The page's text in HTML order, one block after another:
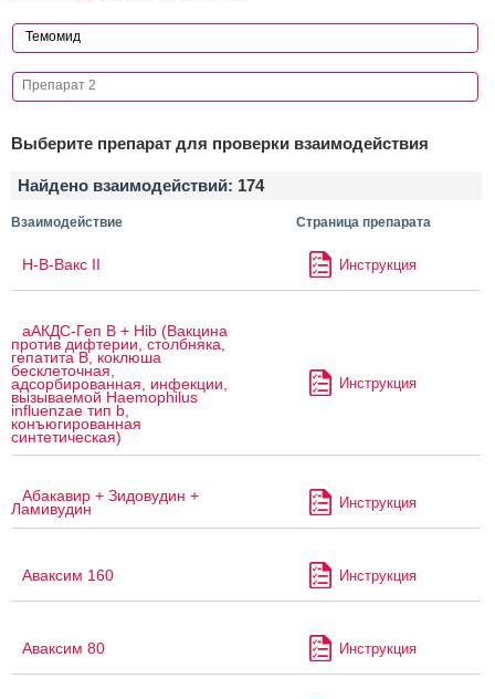
Выберите препарат для проверки взаимодействия
Найдено взаимодействий: 174
Взаимодействие Страница препарата
H-B-Вакс II Инструкция
аАКДС-Геп B + Hib (Вакцина
против дифтерии, столбняка,
гепатита B, коклюша
бесклеточная,
адсорбированная, инфекции,
вызываемой Haemophilus
influenzae тип b,
конъюгированная
синтетическая)
Инструкция
Абакавир + Зидовудин +
Ламивудин Инструкция
Аваксим 160 Инструкция
Аваксим 80 Инструкция